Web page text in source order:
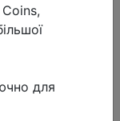
длядля